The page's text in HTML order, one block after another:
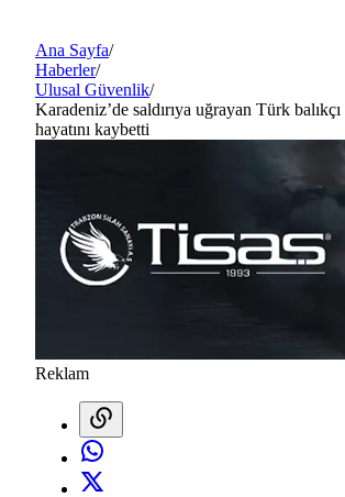
Ana Sayfa/
Haberler/
Ulusal Güvenlik/
Karadeniz’de saldırıya uğrayan Türk balıkçı
hayatını kaybetti
Reklam